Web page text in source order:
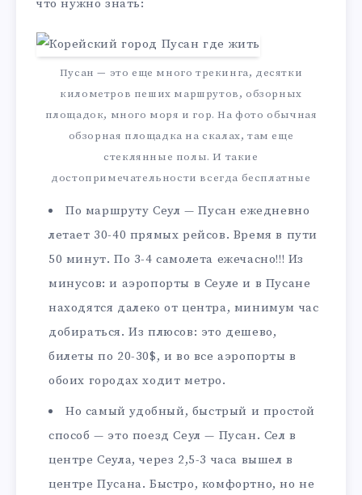
что нужно знать:
Пусан — это еще много трекинга, десятки
километров пеших маршрутов, обзорных
площадок, много моря и гор. На фото обычная
обзорная площадка на скалах, там еще
стеклянные полы. И такие
достопримечательности всегда бесплатные
По маршруту Сеул — Пусан ежедневно
летает 30-40 прямых рейсов. Время в пути
50 минут. По 3-4 самолета ежечасно!!! Из
минусов: и аэропорты в Сеуле и в Пусане
находятся далеко от центра, минимум час
добираться. Из плюсов: это дешево,
билеты по 20-30$, и во все аэропорты в
обоих городах ходит метро.
Но самый удобный, быстрый и простой
способ — это поезд Сеул — Пусан. Сел в
центре Сеула, через 2,5-3 часа вышел в
центре Пусана. Быстро, комфортно, но не